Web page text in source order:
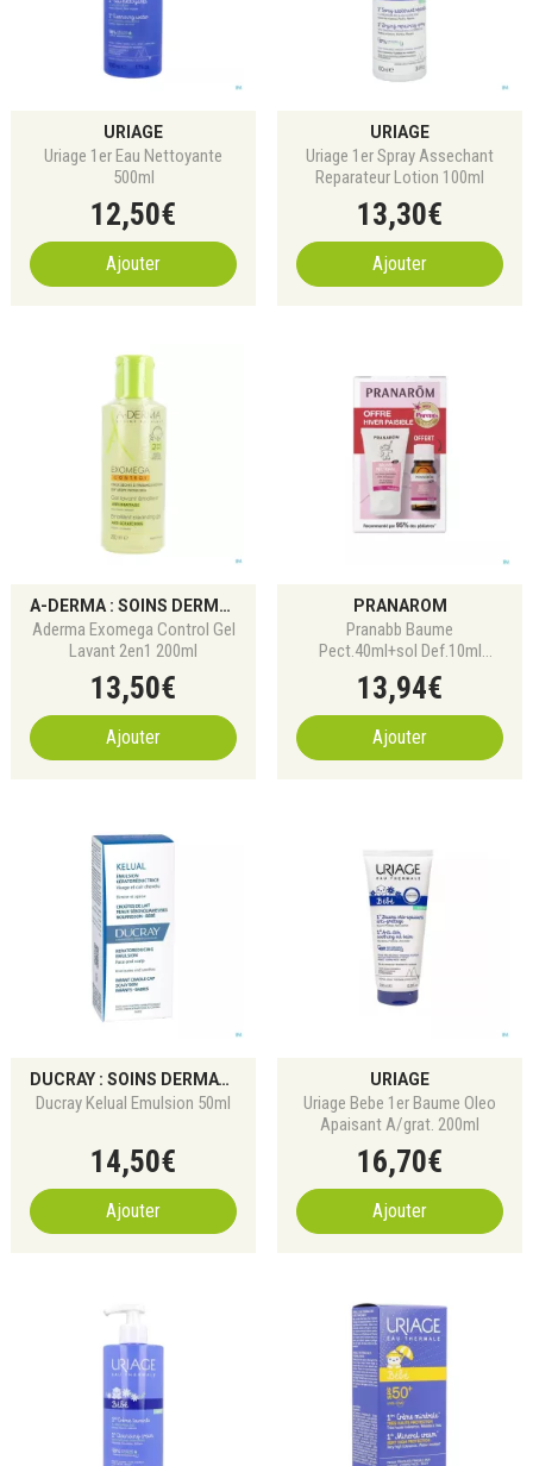
URIAGE
Uriage 1er Eau Nettoyante
500ml
12,50€
Ajouter
URIAGE
Uriage 1er Spray Assechant
Reparateur Lotion 100ml
13,30€
Ajouter
A-DERMA : SOINS DERMATOLOGIQUES POUR PEAUX FRAGILES
Aderma Exomega Control Gel
Lavant 2en1 200ml
13,50€
Ajouter
PRANAROM
Pranabb Baume
Pect.40ml+sol Def.10ml
Grat.pranarom
13,94€
Ajouter
DUCRAY : SOINS DERMATOLOGIQUES POUR CHEVEUX ET PEAU
Ducray Kelual Emulsion 50ml
14,50€
Ajouter
URIAGE
Uriage Bebe 1er Baume Oleo
Apaisant A/grat. 200ml
16,70€
Ajouter